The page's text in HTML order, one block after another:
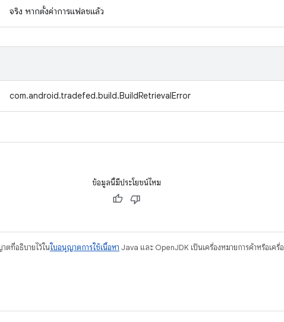
จริง หากตั้งค่าการแฟลชแล้ว
com.android.tradefed.build.BuildRetrievalError
ข้อมูลนี้มีประโยชน์ไหม
ตที่อธิบายไว้ในใบอนุญาตการใช้เนื้อหา Java และ OpenJDK เป็นเครื่องหมายการค้าหรือเค